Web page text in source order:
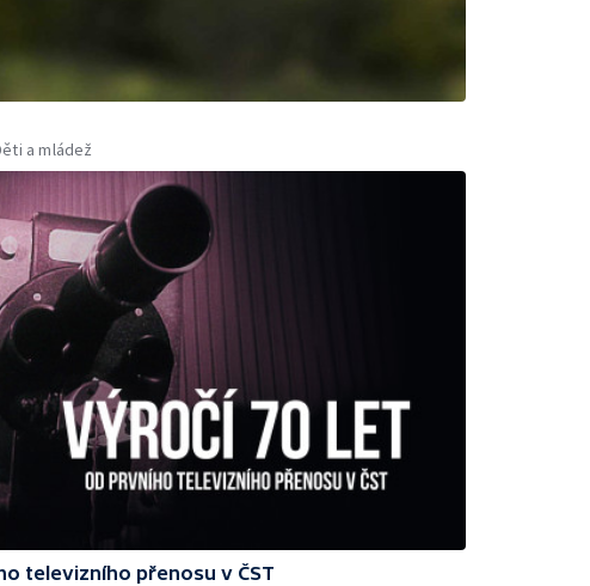
a mládež
televizního přenosu v ČST